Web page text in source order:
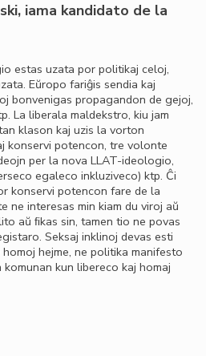
iama kandidato de la
estas uzata por politikaj celoj,
Eŭropo fariĝis sendia kaj
bonvenigas propagandon de gejoj,
La liberala maldekstro, kiu jam
klason kaj uzis la vorton
konservi potencon, tre volonte
per la nova LLAT-ideologio,
egaleco inkluziveco) ktp. Ĉi
konservi potencon fare de la
ne interesas min kiam du viroj aŭ
aŭ ﬁkas sin, tamen tio ne povas
Seksaj inklinoj devas esti
hejme, ne politika manifesto
kun libereco kaj homaj